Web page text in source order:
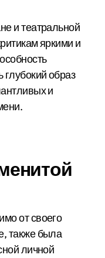
и театральной
яркими и
глубокий образ
и
от своего
также была
личной